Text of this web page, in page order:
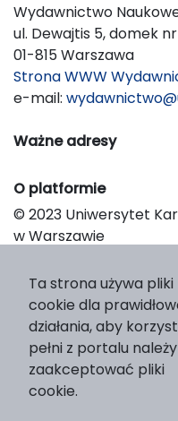
Wydawnictwo
ul. Dewajtis 5, domek
01-815 Warszawa
Strona WWW
e-mail:
Ważne adresy
O platformie
© 2023 Uniwersytet
w Warszawie
Platform & Workflow
Ta strona używa pliki
cookie dla
działania, aby
pełni z portalu należy
zaakceptować pliki
cookie.